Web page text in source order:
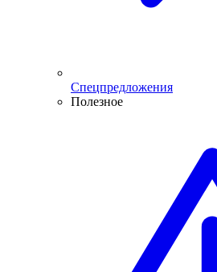
Спецпредложения
Полезное